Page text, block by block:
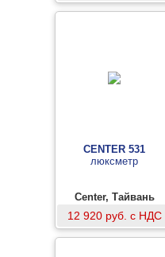
CENTER 531
люксметр
Center, Тайвань
12 920 руб. с НДС